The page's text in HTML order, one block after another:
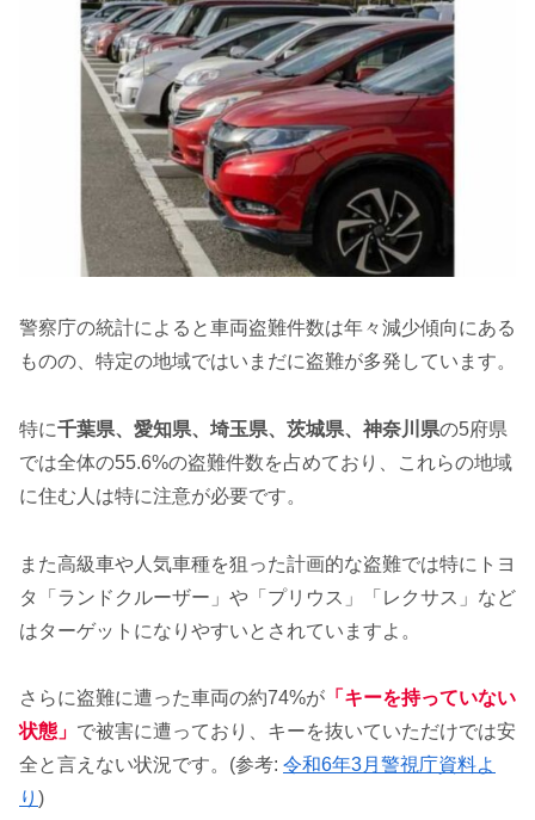
警察庁の統計によると車両盗難件数は年々減少傾向にある
ものの、特定の地域ではいまだに盗難が多発しています。
特に千葉県、愛知県、埼玉県、茨城県、神奈川県の5府県
では全体の55.6%の盗難件数を占めており、これらの地域
に住む人は特に注意が必要です。
また高級車や人気車種を狙った計画的な盗難では特にトヨ
タ「ランドクルーザー」や「プリウス」「レクサス」など
はターゲットになりやすいとされていますよ。
さらに盗難に遭った車両の約74%が 「キーを持っていない
状態」 で被害に遭っており、キーを抜いていただけでは安
全と言えない状況です。(参考: 令和6年3月警視庁資料よ
り )